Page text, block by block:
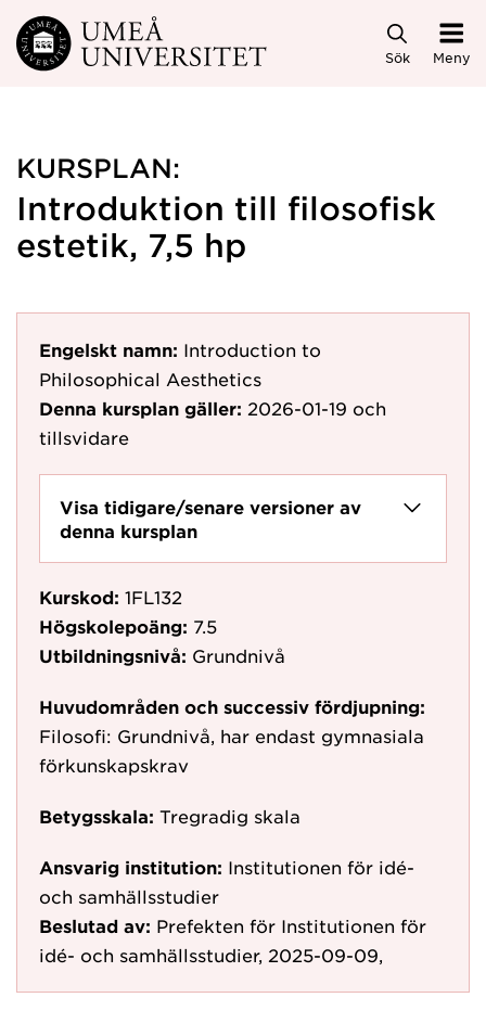
Hoppa direkt till innehållet
Sök Meny
KURSPLAN:
Introduktion till filosofisk
estetik, 7,5 hp
Engelskt namn: Introduction to
Philosophical Aesthetics
Denna kursplan gäller: 2026-01-19 och
tillsvidare
Visa tidigare/senare versioner av
denna kursplan
Kurskod: 1FL132
Högskolepoäng: 7.5
Utbildningsnivå: Grundnivå
Huvudområden och successiv fördjupning:
Filosofi: Grundnivå, har endast gymnasiala
förkunskapskrav
Betygsskala: Tregradig skala
Ansvarig institution: Institutionen för idé-
och samhällsstudier
Beslutad av: Prefekten för Institutionen för
idé- och samhällsstudier, 2025-09-09,